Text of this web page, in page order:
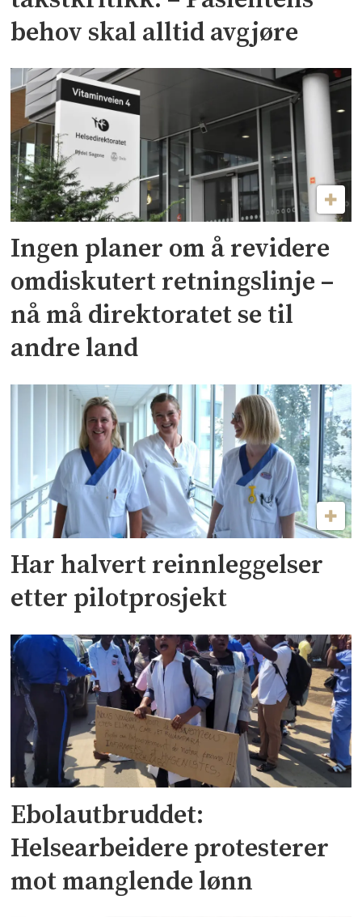
behov skal alltid avgjøre
Ingen planer om å revidere
omdiskutert retningslinje –
nå må direktoratet se til
andre land
Har halvert reinnleggelser
etter pilotprosjekt
Ebolautbruddet:
Helsearbeidere protesterer
mot manglende lønn